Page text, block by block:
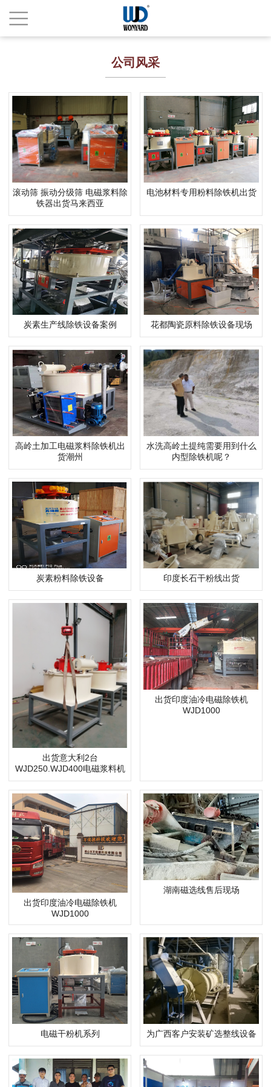
公司风采
滚动筛 振动分级筛 电磁浆料除
铁器出货马来西亚
电池材料专用粉料除铁机出货
炭素生产线除铁设备案例 花都陶瓷原料除铁设备现场
高岭土加工电磁浆料除铁机出
货潮州
水洗高岭土提纯需要用到什么
内型除铁机呢？
炭素粉料除铁设备 印度长石干粉线出货
出货意大利2台
WJD250.WJD400电磁浆料机
出货印度油冷电磁除铁机
WJD1000
出货印度油冷电磁除铁机
WJD1000
湖南磁选线售后现场
电磁干粉机系列 为广西客户安装矿选整线设备